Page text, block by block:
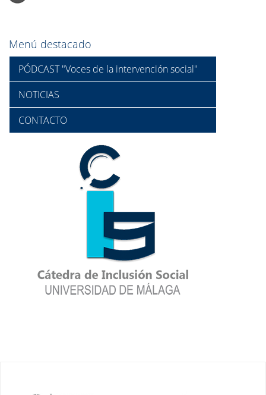
Menú destacado
PÓDCAST "Voces de la intervención social"
NOTICIAS
CONTACTO